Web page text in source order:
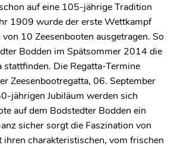
auf eine 105-jährige Tradition
1909 wurde der erste Wettkampf
10 Zeesenbooten ausgetragen. So
Bodden im Spätsommer 2014 die
stattfinden. Die Regatta-Termine
Zeesenbootregatta, 06. September
jährigen Jubiläum werden sich
auf dem Bodstedter Bodden ein
sicher sorgt die Faszination von
ihren charakteristischen, vom frischen